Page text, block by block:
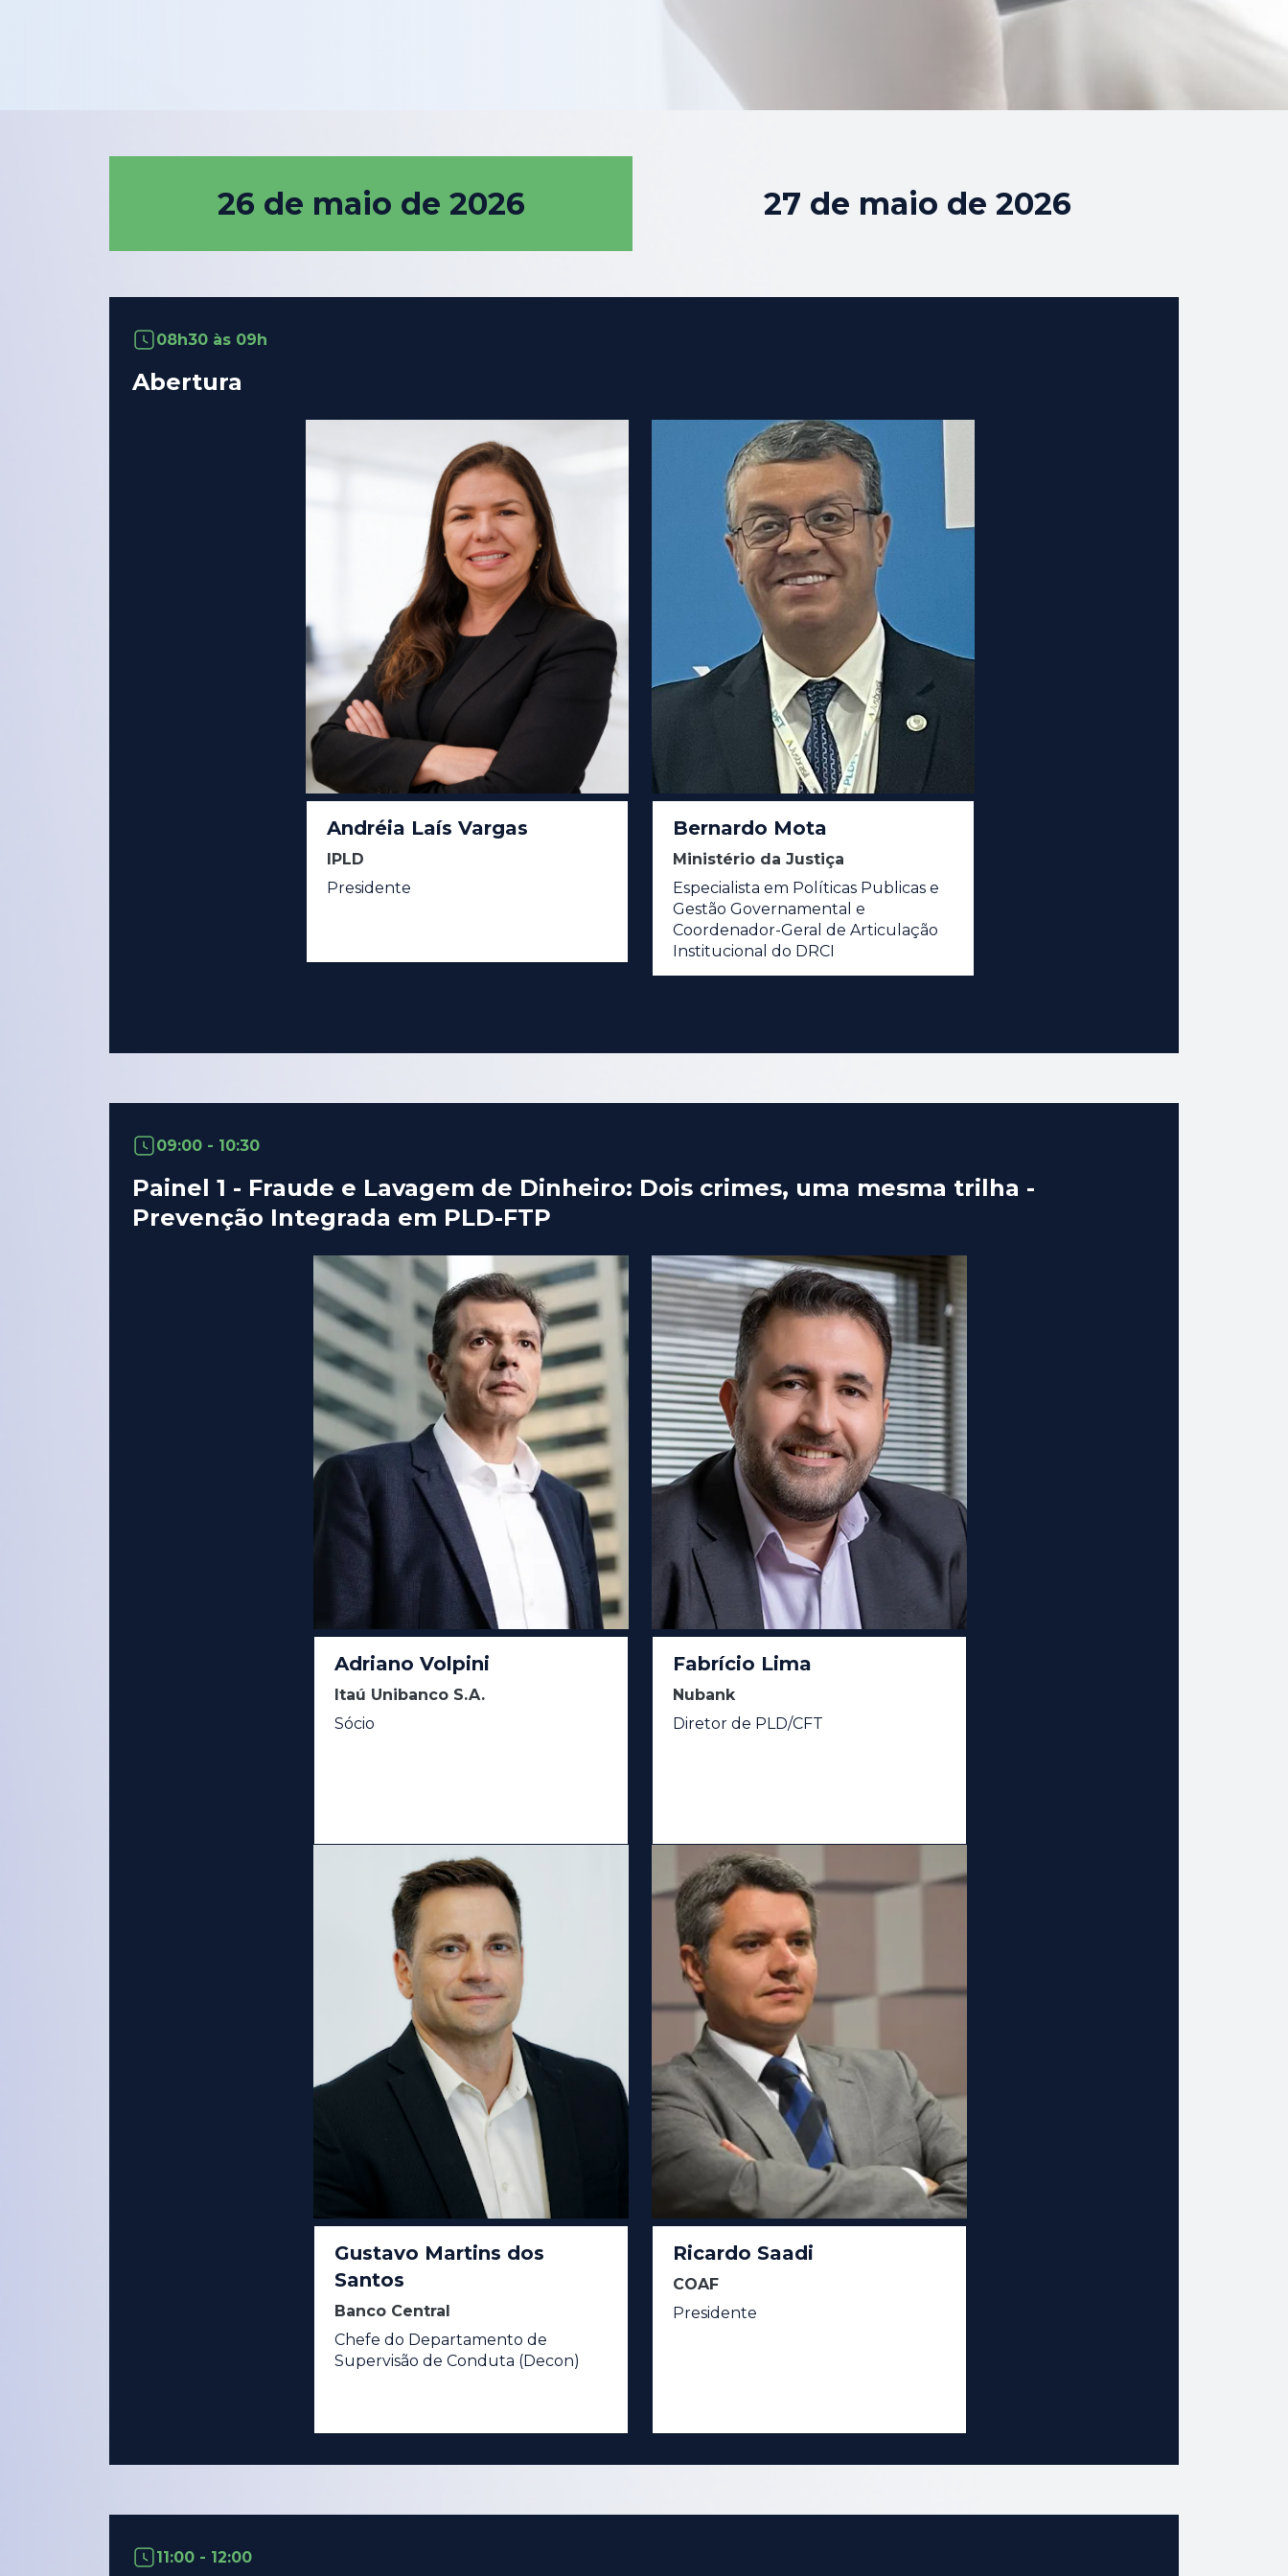
26 de maio de 2026 27 de maio de 2026
08h30 às 09h
Abertura
Andréia Laís Vargas
IPLD
Presidente
Bernardo Mota
Ministério da Justiça
Especialista em Políticas Publicas e
Gestão Governamental e
Coordenador-Geral de Articulação
Institucional do DRCI
09:00 - 10:30
Painel 1 - Fraude e Lavagem de Dinheiro: Dois crimes, uma mesma trilha -
Prevenção Integrada em PLD-FTP
Adriano Volpini
Itaú Unibanco S.A.
Sócio
Fabrício Lima
Nubank
Diretor de PLD/CFT
Gustavo Martins dos
Santos
Banco Central
Chefe do Departamento de
Supervisão de Conduta (Decon)
Ricardo Saadi
COAF
Presidente
11:00 - 12:00